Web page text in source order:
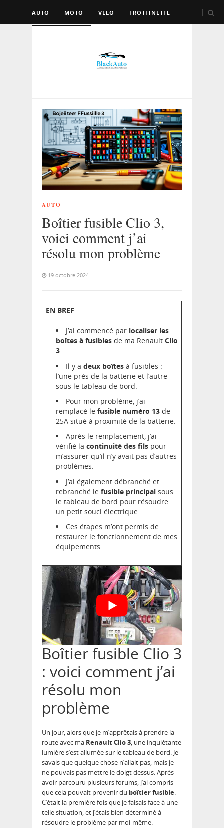
AUTO MOTO VÉLO TROTTINETTE
AUTO
Boîtier fusible Clio 3,
voici comment j’ai
résolu mon problème
19 octobre 2024
EN BREF
J’ai commencé par localiser les
boîtes à fusibles de ma Renault Clio
3.
Il y a deux boîtes à fusibles :
l’une près de la batterie et l’autre
sous le tableau de bord.
Pour mon problème, j’ai
remplacé le fusible numéro 13 de
25A situé à proximité de la batterie.
Après le remplacement, j’ai
vérifié la continuité des fils pour
m’assurer qu’il n’y avait pas d’autres
problèmes.
J’ai également débranché et
rebranché le fusible principal sous
le tableau de bord pour résoudre
un petit souci électrique.
Ces étapes m’ont permis de
restaurer le fonctionnement de mes
équipements.
Boîtier fusible Clio 3
: voici comment j’ai
résolu mon
problème
Un jour, alors que je m’apprêtais à prendre la
route avec ma Renault Clio 3, une inquiétante
lumière s’est allumée sur le tableau de bord. Je
savais que quelque chose n’allait pas, mais je
ne pouvais pas mettre le doigt dessus. Après
avoir parcouru plusieurs forums, j’ai compris
que cela pouvait provenir du boîtier fusible.
C’était la première fois que je faisais face à une
telle situation, et j’étais bien déterminé à
résoudre le problème par moi-même.